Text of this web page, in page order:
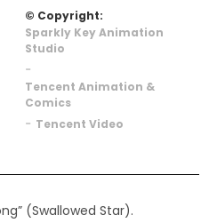
© Copyright:
Sparkly Key Animation
Studio
-
Tencent Animation &
Comics
- Tencent Video
(Swallowed Star).